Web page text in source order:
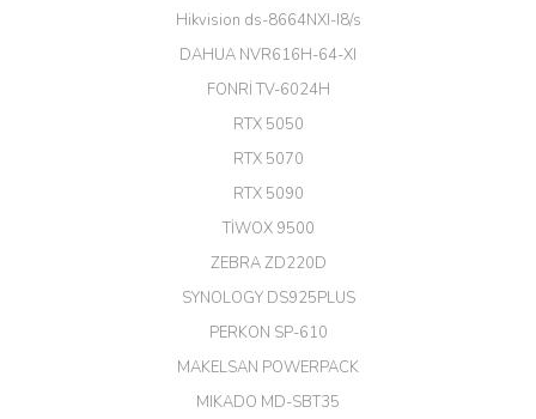
büyük şans. Güvenliticaret
(HIKVISION DS-3E0326P-E/M(B)
EROL ÇAKMAK | 26/12/2025
Diğer yorumları göster
Hikvision ds-8664NXI-I8/s
DAHUA NVR616H-64-XI
FONRİ TV-6024H
RTX 5050
RTX 5070
RTX 5090
TİWOX 9500
ZEBRA ZD220D
SYNOLOGY DS925PLUS
PERKON SP-610
MAKELSAN POWERPACK
MIKADO MD-SBT35